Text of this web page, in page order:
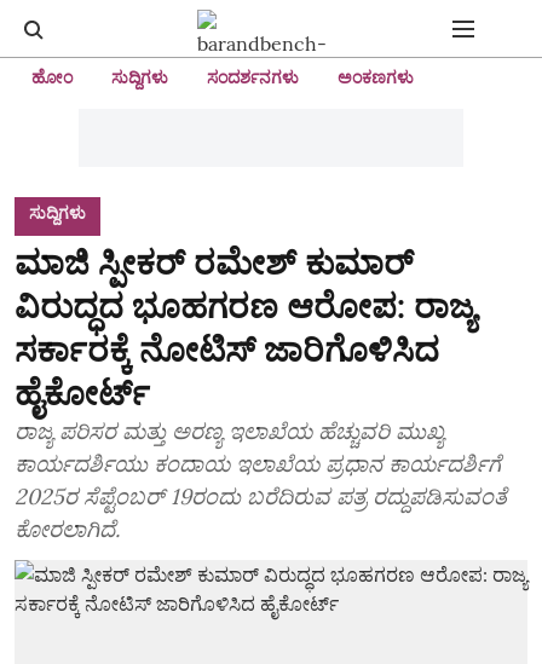
ಹೋಂ ಸುದ್ದಿಗಳು ಸಂದರ್ಶನಗಳು ಅಂಕಣಗಳು
ಸುದ್ದಿಗಳು
ಮಾಜಿ ಸ್ಪೀಕರ್ ರಮೇಶ್‌ ಕುಮಾರ್‌
ವಿರುದ್ಧದ ಭೂಹಗರಣ ಆರೋಪ: ರಾಜ್ಯ
ಸರ್ಕಾರಕ್ಕೆ ನೋಟಿಸ್‌ ಜಾರಿಗೊಳಿಸಿದ
ಹೈಕೋರ್ಟ್‌
ರಾಜ್ಯ ಪರಿಸರ ಮತ್ತು ಅರಣ್ಯ ಇಲಾಖೆಯ ಹೆಚ್ಚುವರಿ ಮುಖ್ಯ
ಕಾರ್ಯದರ್ಶಿಯು ಕಂದಾಯ ಇಲಾಖೆಯ ಪ್ರಧಾನ ಕಾರ್ಯದರ್ಶಿಗೆ
2025ರ ಸೆಪ್ಟೆಂಬರ್‌ 19ರಂದು ಬರೆದಿರುವ ಪತ್ರ ರದ್ದುಪಡಿಸುವಂತೆ
ಕೋರಲಾಗಿದೆ.